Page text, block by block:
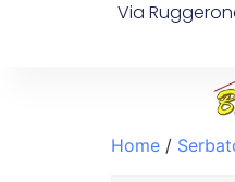
Via
Home /